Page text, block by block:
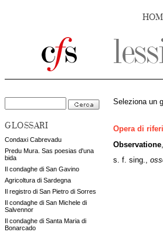
GLOSSARI
Condaxi Cabrevadu
Predu Mura. Sas poesias d'una
bida
Il condaghe di San Gavino
Agricoltura di Sardegna
Il registro di San Pietro di Sorres
Il condaghe di San Michele di
Salvennor
Il condaghe di Santa Maria di
Bonarcado
Seleziona un
Opera di
Observatione
s. f. sing.,